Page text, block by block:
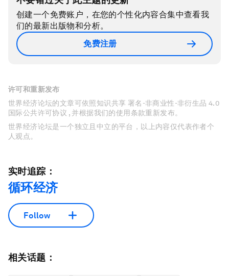
创建一个免费账户，在您的个性化内容合集中查看我
们的最新出版物和分析。
免费注册
许可和重新发布
世界经济论坛的文章可依照知识共享 署名-非商业性-非衍生品 4.0
国际公共许可协议 , 并根据我们的使用条款重新发布。
世界经济论坛是一个独立且中立的平台，以上内容仅代表作者个
人观点。
实时追踪：
循环经济
Follow
相关话题：